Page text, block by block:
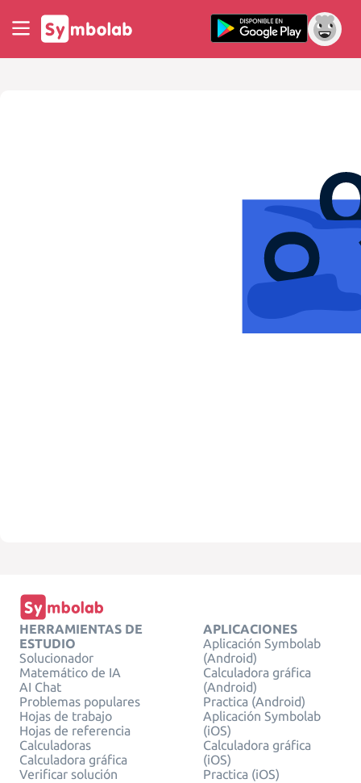
HERRAMIENTAS DE
ESTUDIO
Solucionador
Matemático de IA
AI Chat
Problemas populares
Hojas de trabajo
Hojas de referencia
Calculadoras
Calculadora gráfica
Verificar solución
APLICACIONES
Aplicación Symbolab
(Android)
Calculadora gráfica
(Android)
Practica (Android)
Aplicación Symbolab
(iOS)
Calculadora gráfica
(iOS)
Practica (iOS)